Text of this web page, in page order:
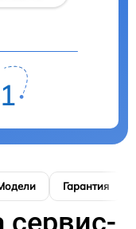
Гарантия